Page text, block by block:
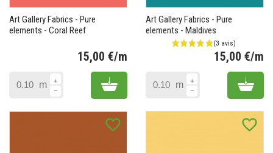
Art Gallery Fabrics - Pure
elements - Coral Reef
15,00 €/m
m Add to cart
Art Gallery Fabrics - Pure
elements - Maldives
15,00 €/m
m Add
favorite_border favorite_border